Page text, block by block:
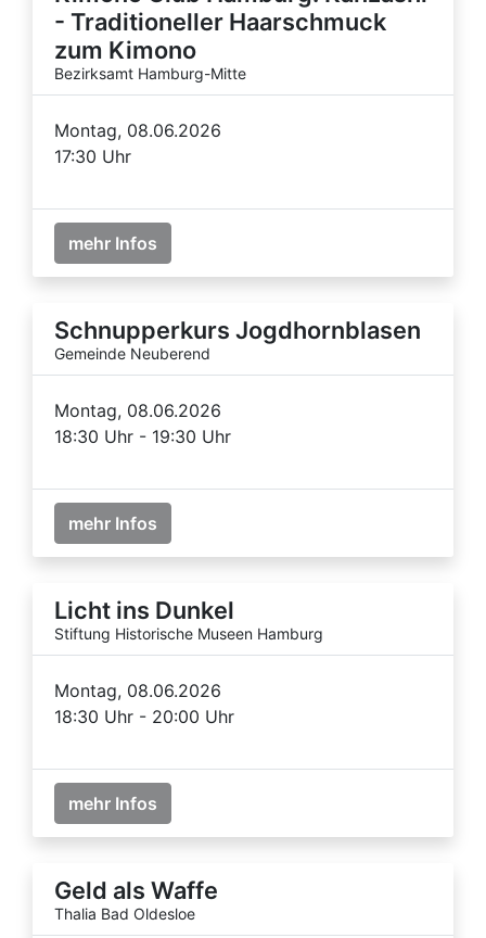
- Traditioneller Haarschmuck
zum Kimono
Bezirksamt Hamburg-Mitte
Montag, 08.06.2026
17:30 Uhr
mehr Infos
Schnupperkurs Jogdhornblasen
Gemeinde Neuberend
Montag, 08.06.2026
18:30 Uhr - 19:30 Uhr
mehr Infos
Licht ins Dunkel
Stiftung Historische Museen Hamburg
Montag, 08.06.2026
18:30 Uhr - 20:00 Uhr
mehr Infos
Geld als Waffe
Thalia Bad Oldesloe